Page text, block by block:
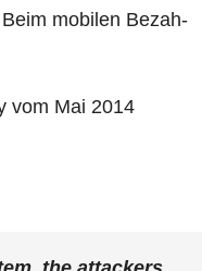
Beim mobi­len Bezah­
vom Mai 2014